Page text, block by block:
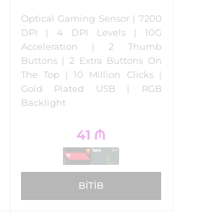
Optical Gaming Sensor | 7200
DPI | 4 DPI Levels | 10G
Acceleration | 2 Thumb
Buttons | 2 Extra Buttons On
The Top | 10 Million Clicks |
Gold Plated USB | RGB
Backlight
41 ₼
BITIB